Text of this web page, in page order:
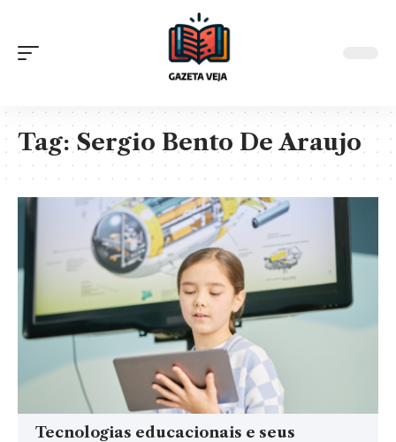
Tag:Sergio Bento De Araujo
Tecnologias educacionais e seus